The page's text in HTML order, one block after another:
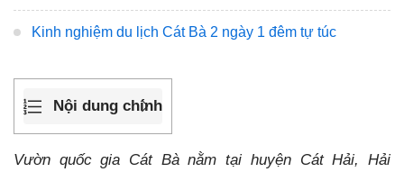
Kinh nghiệm du lịch Cát Bà 2 ngày 1 đêm tự túc
Nội dung chính
Vườn quốc gia Cát Bà nằm tại huyện Cát Hải, Hải